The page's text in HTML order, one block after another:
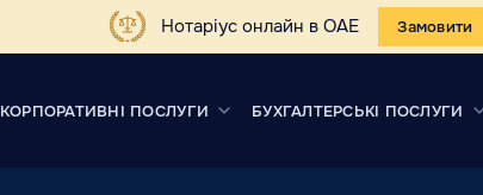
Нотаріус онлайн в ОАЕ Замовити
КОРПОРАТИВНІ ПОСЛУГИ БУХГАЛТЕРСЬКІ ПОСЛУГИ